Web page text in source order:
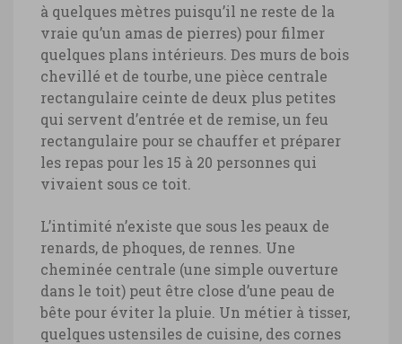
à quelques mètres puisqu’il ne reste de la
vraie qu’un amas de pierres) pour filmer
quelques plans intérieurs. Des murs de bois
chevillé et de tourbe, une pièce centrale
rectangulaire ceinte de deux plus petites
qui servent d’entrée et de remise, un feu
rectangulaire pour se chauffer et préparer
les repas pour les 15 à 20 personnes qui
vivaient sous ce toit.
L’intimité n’existe que sous les peaux de
renards, de phoques, de rennes. Une
cheminée centrale (une simple ouverture
dans le toit) peut être close d’une peau de
bête pour éviter la pluie. Un métier à tisser,
quelques ustensiles de cuisine, des cornes